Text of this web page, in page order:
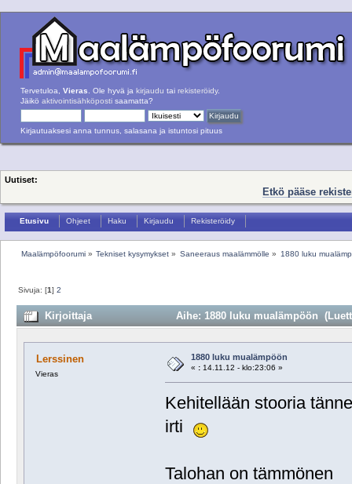
Tervetuloa, Vieras . Ole hyvä ja kirjaudu tai rekisteröidy.
Jäikö aktivointisähköposti saamatta?
Kirjautuaksesi anna tunnus, salasana ja istuntosi pituus
Uutiset:
Etkö pääse
Etusivu Ohjeet Haku Kirjaudu Rekisteröidy
Maalämpöfoorumi» Tekniset kysymykset » Saneeraus maalämmölle » 1880 luku
Sivuja: [1]2
Kirjoittaja Aihe: 1880 luku mualämpöön
Lerssinen
Vieras
1880 luku mualämpöön
« :14.11.12 - klo:23:06 »
Kehitellään stooria
irti
Talohan on tämmönen